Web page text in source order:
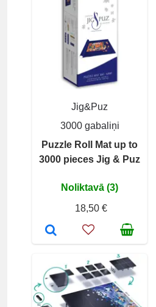
Jig&Puz
3000 gabaliņi
Puzzle Roll Mat up to
3000 pieces Jig & Puz
Noliktavā (3)
18,50 €